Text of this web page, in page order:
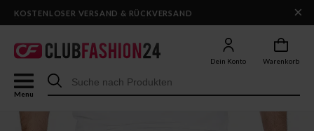
Dein Konto Warenkorb
Menu
DHL-VERSAND IN 1–2 WERKTAGEN ×